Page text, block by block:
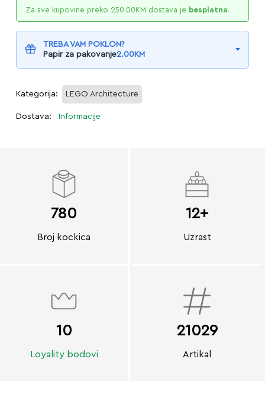
Za sve kupovine preko 250.00KM dostava je besplatna.
TREBA VAM POKLON?
Papir za pakovanje2.00KM
Kategorija: LEGO Architecture
Dostava: Informacije
780
Broj kockica
12+
Uzrast
10
Loyality bodovi
21029
Artikal